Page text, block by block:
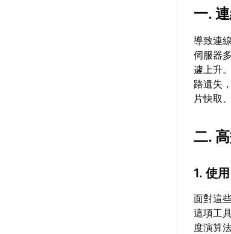
一.
導致連
伺服器
遽上升
路遺失
片快取
二.
1. 使
面對這
這項工
度演算